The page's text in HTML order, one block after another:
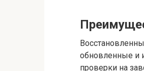
обновленные и
проверки на